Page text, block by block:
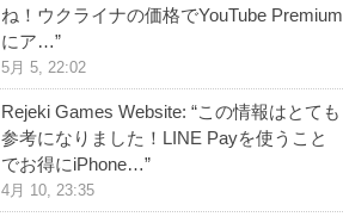
ね！ウクライナの価格でYouTube Premium
にア…”
5月 5, 22:02
Rejeki Games Website: “この情報はとても
参考になりました！LINE Payを使うこと
でお得にiPhone…”
4月 10, 23:35